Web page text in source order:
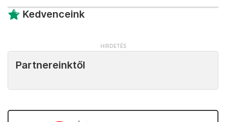
Kedvenceink
Partnereinktől